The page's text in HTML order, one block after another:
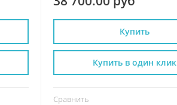
Купить
Сравнить
Купить в один клик